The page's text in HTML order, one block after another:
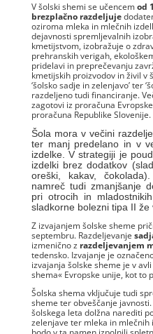
V šolski shemi se učencemod
brezplačno razdeljuje
oziroma mleka in mlečnih
dejavnosti spremljevalnih
kmetijstvom, izobražuje o
prehranskih verigah,
pridelavi in preprečevanju
kmetijskih proizvodov in živil v
‘šolsko sadje in zelenjavo’ ter
razdeljeno tudi financiranje.
zagotovi iz proračuna
proračuna Republike Slovenije.
Šola mora v večini
ter manj predelano in v
izdelke. V strategiji je
izdelki brez dodatkov
oreški, kakav,
namreč tudi zmanjšanje
pri otrocih in
sladkorne bolezni tipa II že
Z izvajanjem šolske sheme
septembru. Razdeljevanje
izmenično z razdeljevanjem
tedensko. Izvajanje je
izvajanja šolske sheme je v
shema« Evropske unije, kot to
Šolska shema vključuje tudi
sheme ter obveščanje
šolskega leta dolžna narediti
zelenjave ter mleka in mlečnih